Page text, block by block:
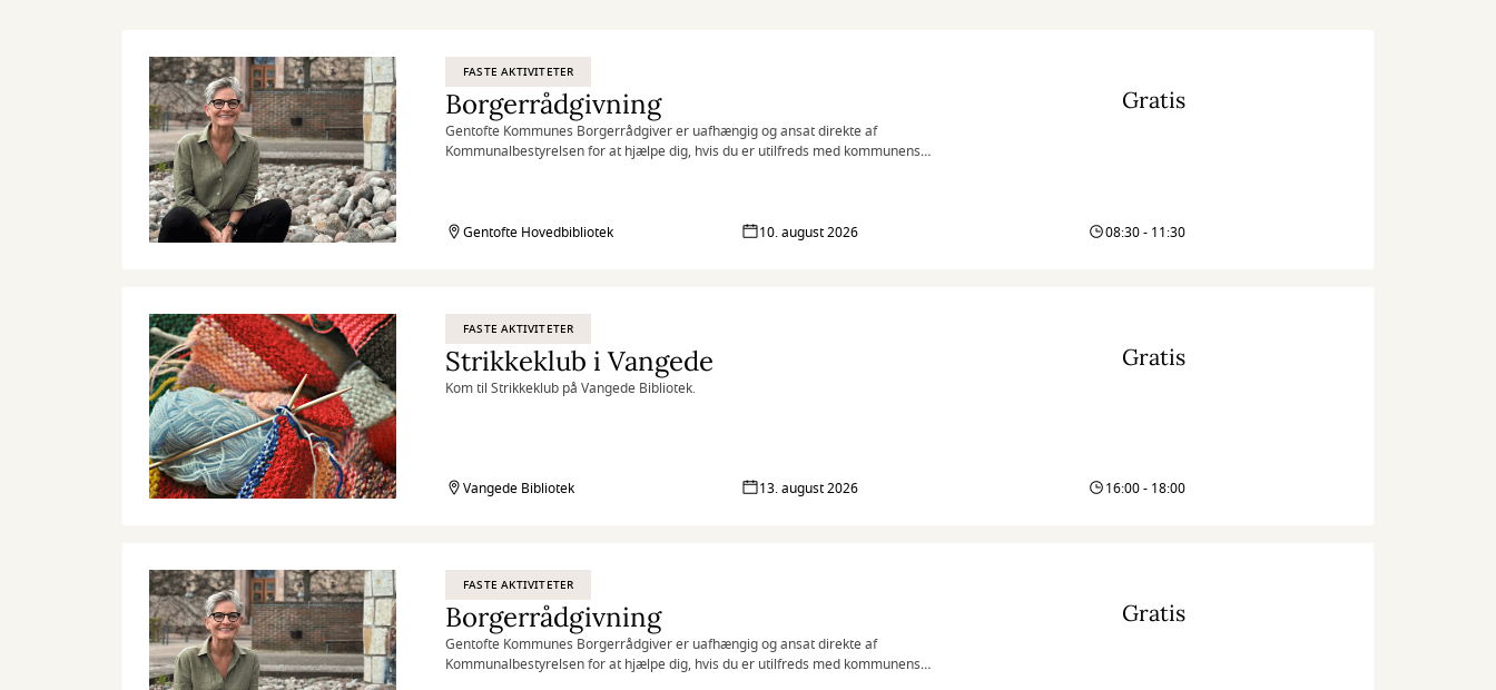
FASTE AKTIVITETER
Borgerrådgivning
Gentofte Kommunes Borgerrådgiver er uafhængig og ansat direkte af
Kommunalbestyrelsen for at hjælpe dig, hvis du er utilfreds med kommunens
Gratis
Gentofte Hovedbibliotek 10. august 2026 08:30 - 11:30
FASTE AKTIVITETER
Strikkeklub i Vangede
Kom til Strikkeklub på Vangede Bibliotek.
Gratis
Vangede Bibliotek 13. august 2026 16:00 - 18:00
FASTE AKTIVITETER
Borgerrådgivning
Gentofte Kommunes Borgerrådgiver er uafhængig og ansat direkte af
Kommunalbestyrelsen for at hjælpe dig, hvis du er utilfreds med kommunens
Gratis